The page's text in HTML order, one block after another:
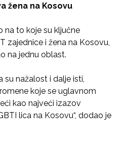
žena na Kosovu
na to koje su ključne
zajednice i žena na Kosovu,
na jednu oblast.
su nažalost i dalje isti,
koje se uglavnom
kao najveći izazov
lica na Kosovu“, dodao je